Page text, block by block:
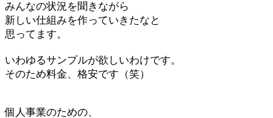
みんなの状況を聞きながら
新しい仕組みを作っていきたなと
思ってます。
いわゆるサンプルが欲しいわけです。
そのため料金、格安です（笑）
個人事業のための、